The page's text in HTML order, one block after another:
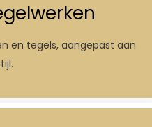
en tegels, aangepast aan